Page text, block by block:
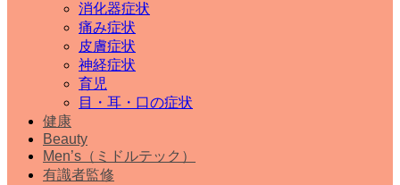
消化器症状
痛み症状
皮膚症状
神経症状
育児
目・耳・口の症状
健康
Beauty
Men’s（ミドルテック）
有識者監修